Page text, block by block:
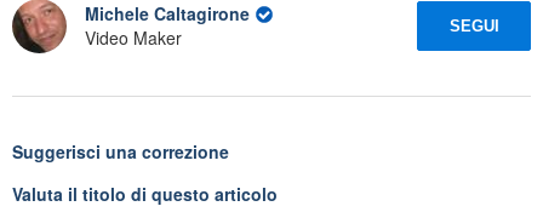
Michele Caltagirone
Video Maker
SEGUI
Suggerisci una correzione
Valuta il titolo di questo articolo